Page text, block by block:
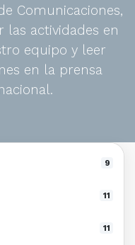
Comunicaciones,
actividades en
equipo y leer
en la prensa
9
11
11